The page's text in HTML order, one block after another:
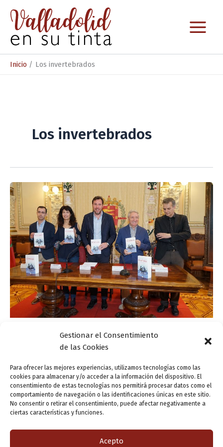
Gestionar el Consentimiento
de las Cookies
Para ofrecer las mejores experiencias, utilizamos tecnologías como las
cookies para almacenar y/o acceder a la información del dispositivo. El
consentimiento de estas tecnologías nos permitirá procesar datos como el
comportamiento de navegación o las identificaciones únicas en este sitio.
No consentir o retirar el consentimiento, puede afectar negativamente a
ciertas características y funciones.
Acepto
contenido
Inicio Los invertebrados
Los invertebrados
Presentación de ‘Los vertebrados’, premio
Ateneo-Ciudad de Valladolid
ensutinta/19 abril, 2018
Se trata de una novela de intriga, centrada en el mundo
científico de las investigaciones del prestigioso doctor